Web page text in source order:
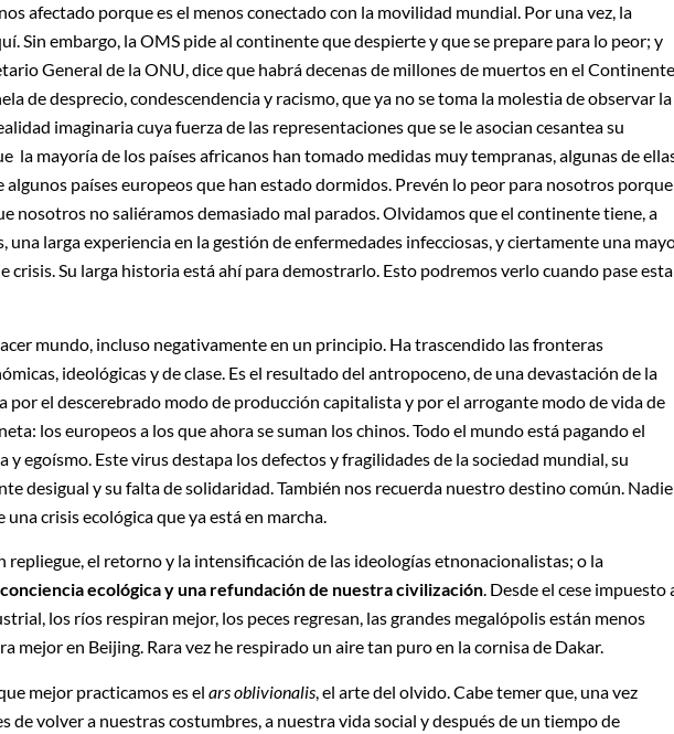
afectado porque es el menos conectado con la movilidad mundial. Por una vez, la
Sin embargo, la OMS pide al continente que despierte y que se prepare para lo peor; y
General de la ONU, dice que habrá decenas de millones de muertos en el
de desprecio, condescendencia y racismo, que ya no se toma la molestia de observar la
imaginaria cuya fuerza de las representaciones que se le asocian cesantea su
la mayoría de los países africanos han tomado medidas muy tempranas, algunas de
algunos países europeos que han estado dormidos. Prevén lo peor para nosotros porque
nosotros no saliéramos demasiado mal parados. Olvidamos que el continente tiene, a
una larga experiencia en la gestión de enfermedades infecciosas, y ciertamente una
crisis. Su larga historia está ahí para demostrarlo. Esto podremos verlo cuando pase esta
mundo, incluso negativamente en un principio. Ha trascendido las fronteras
ideológicas y de clase. Es el resultado del antropoceno, de una devastación de la
por el descerebrado modo de producción capitalista y por el arrogante modo de vida de
los europeos a los que ahora se suman los chinos. Todo el mundo está pagando el
y egoísmo. Este virus destapa los defectos y fragilidades de la sociedad mundial, su
desigual y su falta de solidaridad. También nos recuerda nuestro destino común. Nadie
una crisis ecológica que ya está en marcha.
repliegue, el retorno y la intensificación de las ideologías etnonacionalistas; o la
ecológica y una refundación de nuestra civilización. Desde el cese impuesto
los ríos respiran mejor, los peces regresan, las grandes megalópolis están menos
mejor en Beijing. Rara vez he respirado un aire tan puro en la cornisa de Dakar.
mejor practicamos es el ars oblivionalis , el arte del olvido. Cabe temer que, una vez
de volver a nuestras costumbres, a nuestra vida social y después de un tiempo de